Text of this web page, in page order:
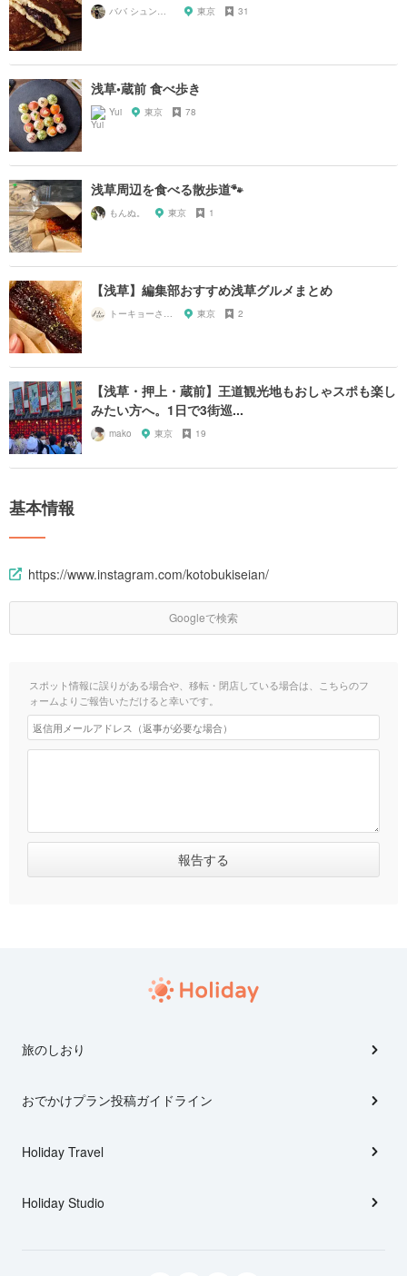
東京 31
浅草•蔵前 食べ歩き
Yui 東京 78
浅草周辺を食べる散歩道🐾
もんぬ。 東京 1
【浅草】編集部おすすめ浅草グルメまとめ
東京 2
【浅草・押上・蔵前】王道観光地もおしゃスポも楽し
みたい方へ。1日で3街巡...
mako 東京 19
基本情報
https://www.instagram.com/kotobukiseian/
Googleで検索
スポット情報に誤りがある場合や、移転・閉店している場合は、こちらのフ
ォームよりご報告いただけると幸いです。
旅のしおり
おでかけプラン投稿ガイドライン
Holiday Travel
Holiday Studio